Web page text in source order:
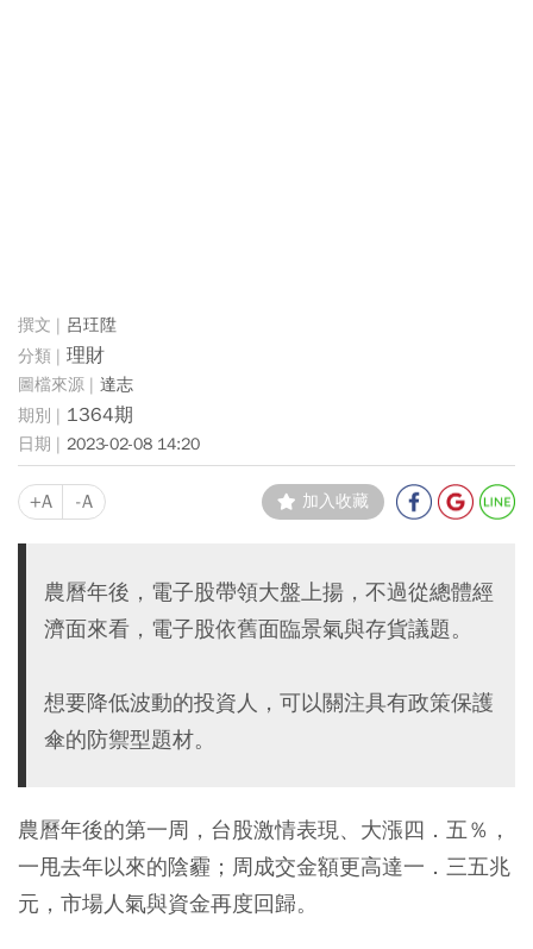
呂玨陞
理財
達志
1364期
2023-02-08 14:20
+A -A 加入收藏
農曆年後，電子股帶領大盤上揚，不過從總體經
濟面來看，電子股依舊面臨景氣與存貨議題。
想要降低波動的投資人，可以關注具有政策保護
傘的防禦型題材。
農曆年後的第一周，台股激情表現、大漲四．五％，
一甩去年以來的陰霾；周成交金額更高達一．三五兆
元，市場人氣與資金再度回歸。